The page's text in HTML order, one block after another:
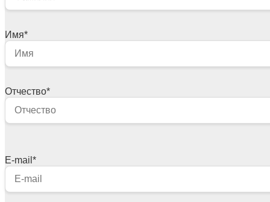
Имя*
Отчество*
E-mail *